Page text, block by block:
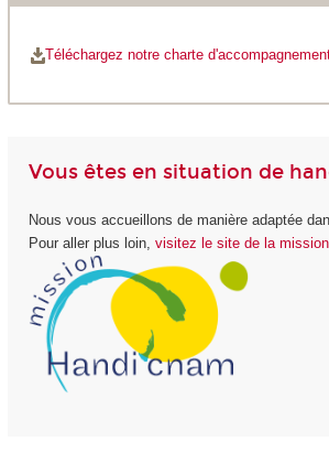
Téléchargez notre charte
Vous êtes en situation de
Nous vous accueillons de manière adaptée
Pour aller plus loin, visitez le site de la